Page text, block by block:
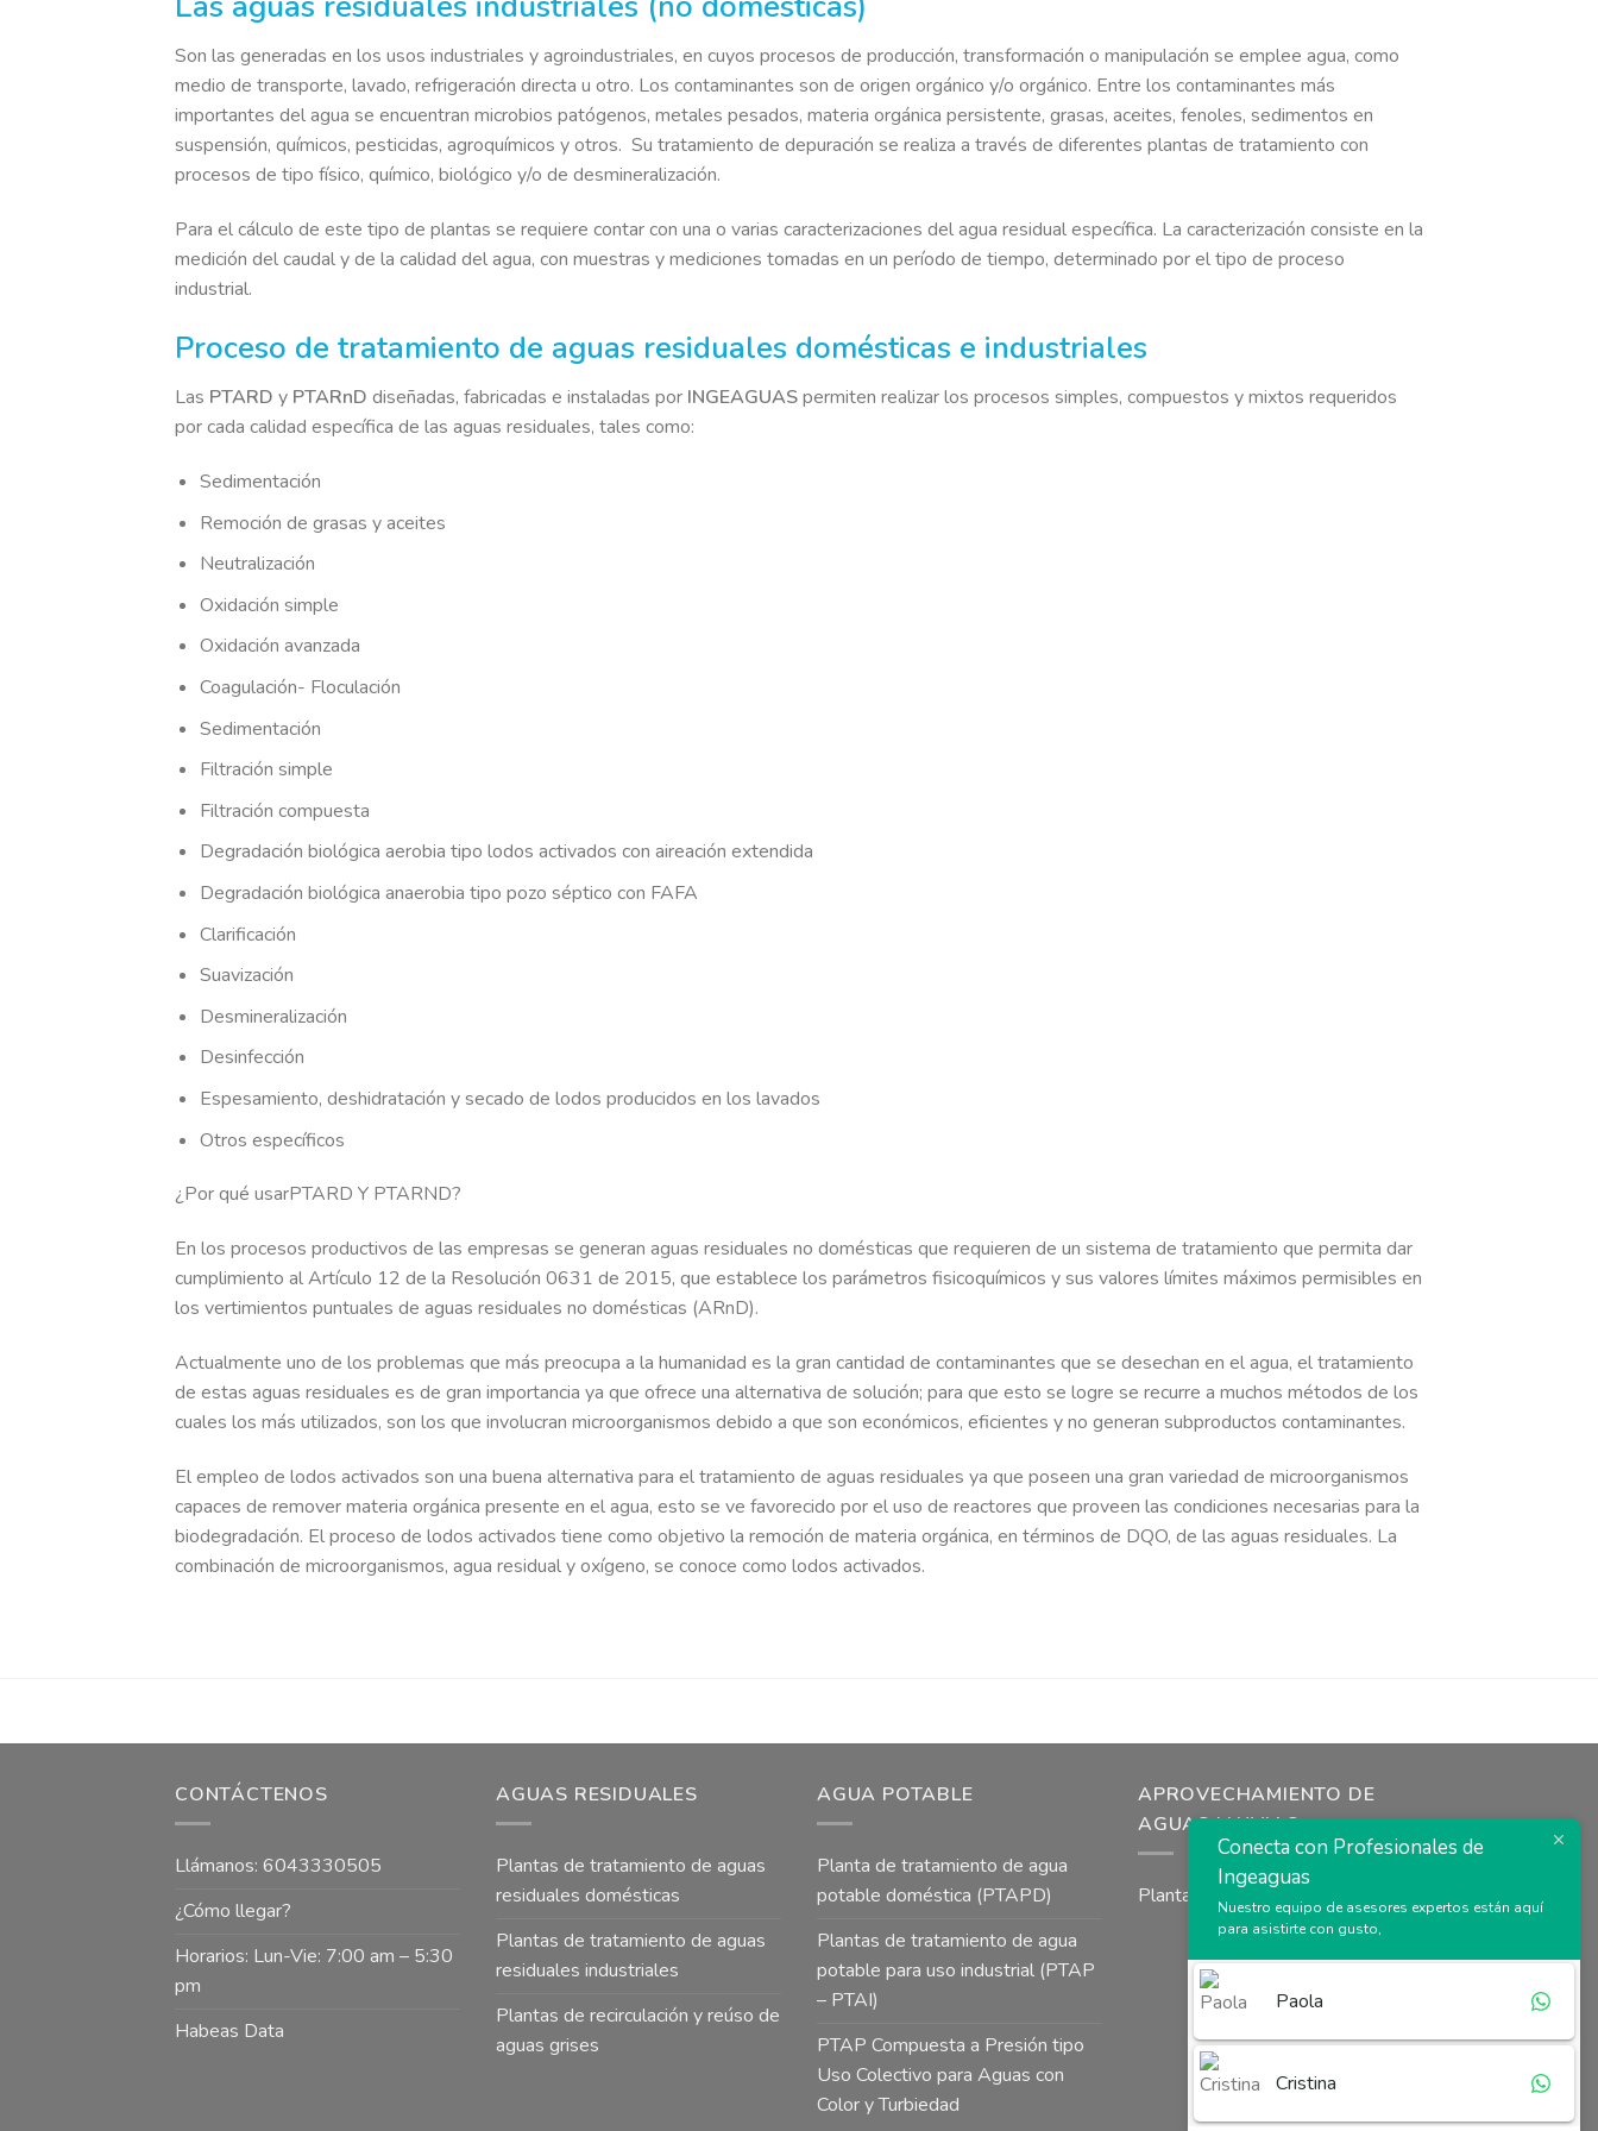
Son las generadas en los usos industriales y agroindustriales, en cuyos procesos de producción, transformación o manipulación se emplee agua, como
medio de transporte, lavado, refrigeración directa u otro. Los contaminantes son de origen orgánico y/o orgánico. Entre los contaminantes más
importantes del agua se encuentran microbios patógenos, metales pesados, materia orgánica persistente, grasas, aceites, fenoles, sedimentos en
suspensión, químicos, pesticidas, agroquímicos y otros. Su tratamiento de depuración se realiza a través de diferentes plantas de tratamiento con
procesos de tipo físico, químico, biológico y/o de desmineralización.
Para el cálculo de este tipo de plantas se requiere contar con una o varias caracterizaciones del agua residual específica. La caracterización consiste en la
medición del caudal y de la calidad del agua, con muestras y mediciones tomadas en un período de tiempo, determinado por el tipo de proceso
industrial.
Proceso de tratamiento de aguas residuales domésticas e industriales
Las PTARD y PTARnD diseñadas, fabricadas e instaladas por INGEAGUASpermiten realizar los procesos simples, compuestos y mixtos requeridos
por cada calidad específica de las aguas residuales, tales como:
Sedimentación
Remoción de grasas y aceites
Neutralización
Oxidación simple
Oxidación avanzada
Coagulación- Floculación
Sedimentación
Filtración simple
Filtración compuesta
Degradación biológica aerobia tipo lodos activados con aireación extendida
Degradación biológica anaerobia tipo pozo séptico con FAFA
Clarificación
Suavización
Desmineralización
Desinfección
Espesamiento, deshidratación y secado de lodos producidos en los lavados
Otros específicos
¿Por qué usarPTARD Y PTARND?
En los procesos productivos de las empresas se generan aguas residuales no domésticas que requieren de un sistema de tratamiento que permita dar
cumplimiento al Artículo 12 de la Resolución 0631 de 2015, que establece los parámetros fisicoquímicos y sus valores límites máximos permisibles en
los vertimientos puntuales de aguas residuales no domésticas (ARnD).
Actualmente uno de los problemas que más preocupa a la humanidad es la gran cantidad de contaminantes que se desechan en el agua, el tratamiento
de estas aguas residuales es de gran importancia ya que ofrece una alternativa de solución; para que esto se logre se recurre a muchos métodos de los
cuales los más utilizados, son los que involucran microorganismos debido a que son económicos, eficientes y no generan subproductos contaminantes.
El empleo de lodos activados son una buena alternativa para el tratamiento de aguas residuales ya que poseen una gran variedad de microorganismos
capaces de remover materia orgánica presente en el agua, esto se ve favorecido por el uso de reactores que proveen las condiciones necesarias para la
biodegradación. El proceso de lodos activados tiene como objetivo la remoción de materia orgánica, en términos de DQO, de las aguas residuales. La
combinación de microorganismos, agua residual y oxígeno, se conoce como lodos activados.
CONTÁCTENOS
Llámanos: 6043330505
¿Cómo llegar?
Horarios: Lun-Vie: 7:00 am – 5:30
pm
Habeas Data
AGUAS RESIDUALES
Plantas de tratamiento de aguas
residuales domésticas
Plantas de tratamiento de aguas
residuales industriales
Plantas de recirculación y reúso de
aguas grises
AGUA POTABLE
Planta de tratamiento de agua
potable doméstica (PTAPD)
Plantas de tratamiento de agua
potable para uso industrial (PTAP
– PTAI)
PTAP Compuesta a Presión tipo
Uso Colectivo para Aguas con
Color y Turbiedad
APROVECHAMIENTO DE
AGUAS LLUVIAS
Plantas de tratamiento agua lluvia
Conecta con Profesionales de
Ingeaguas
Nuestro equipo de asesores expertos están aquí
para asistirte con gusto,
Paola
Cristina